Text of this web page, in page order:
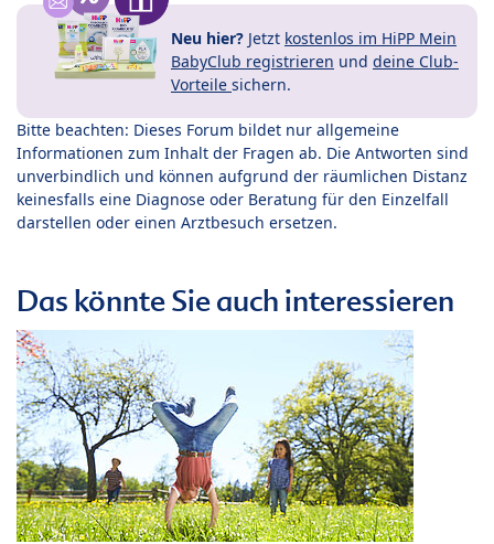
Neu hier? Jetzt kostenlos im HiPP Mein
BabyClub registrieren und deine Club-
Vorteile sichern.
Bitte beachten: Dieses Forum bildet nur allgemeine
Informationen zum Inhalt der Fragen ab. Die Antworten sind
unverbindlich und können aufgrund der räumlichen Distanz
keinesfalls eine Diagnose oder Beratung für den Einzelfall
darstellen oder einen Arztbesuch ersetzen.
Das könnte Sie auch interessieren